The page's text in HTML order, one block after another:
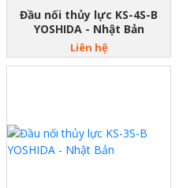
Đầu nối thủy lực KS-4S-B
YOSHIDA - Nhật Bản
Liên hệ